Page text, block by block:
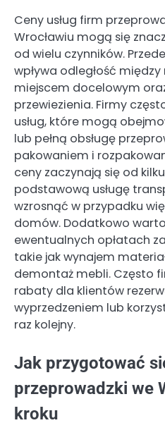
Ceny usług firm
Wrocławiu mogą się
od wielu czynników.
wpływa odległość
miejscem docelowym
przewiezienia. Firmy
usług, które mogą
lub pełną obsługę
pakowaniem i
ceny zaczynają się od
podstawową usługę
wzrosnąć w przypadku
domów. Dodatkowo
ewentualnych opłatach
takie jak wynajem
demontaż mebli. Często
rabaty dla klientów
wyprzedzeniem lub
raz kolejny.
Jak przygotować
przeprowadzki we
kroku